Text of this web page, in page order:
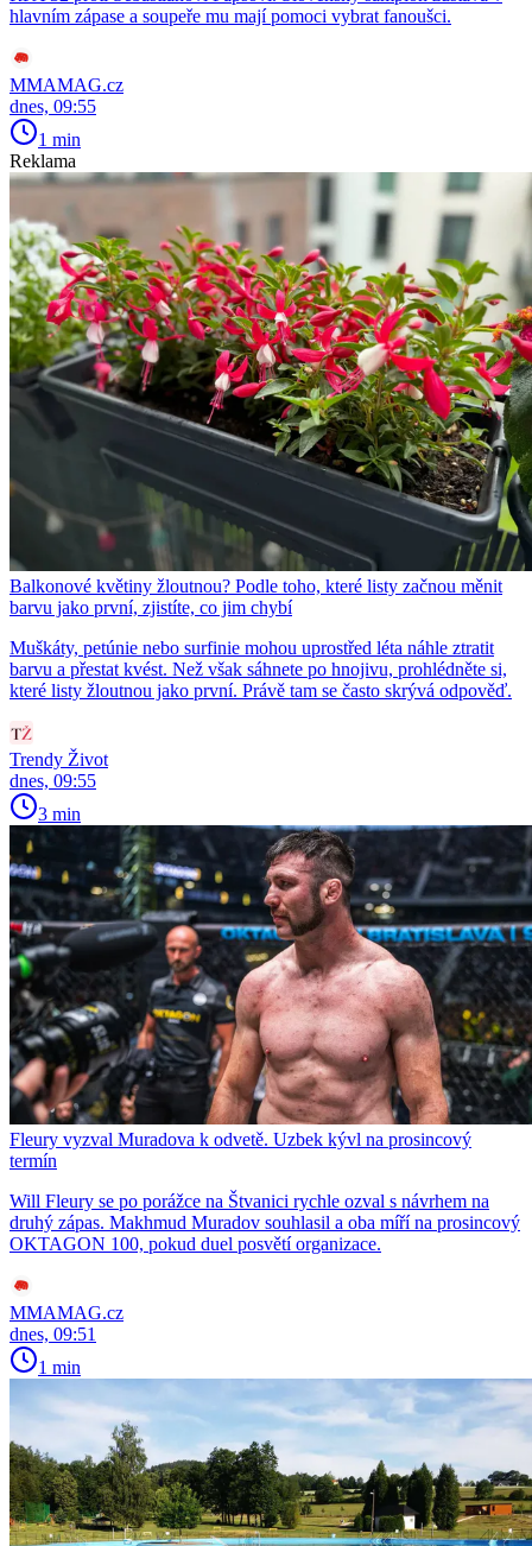
hlavním zápase a soupeře mu mají pomoci vybrat fanoušci.
MMAMAG.cz
dnes, 09:55
1 min
Reklama
Balkonové květiny žloutnou? Podle toho, které listy začnou měnit
barvu jako první, zjistíte, co jim chybí
Muškáty, petúnie nebo surfinie mohou uprostřed léta náhle ztratit
barvu a přestat kvést. Než však sáhnete po hnojivu, prohlédněte si,
které listy žloutnou jako první. Právě tam se často skrývá odpověď.
Trendy Život
dnes, 09:55
3 min
Fleury vyzval Muradova k odvetě. Uzbek kývl na prosincový
termín
Will Fleury se po porážce na Štvanici rychle ozval s návrhem na
druhý zápas. Makhmud Muradov souhlasil a oba míří na prosincový
OKTAGON 100, pokud duel posvětí organizace.
MMAMAG.cz
dnes, 09:51
1 min